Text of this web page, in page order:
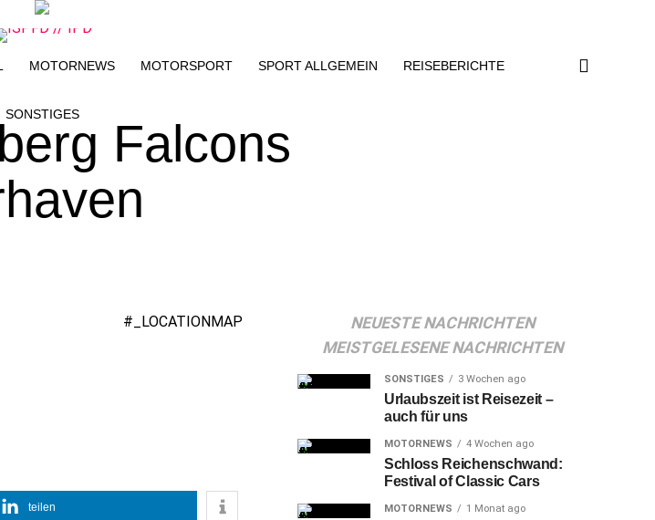
MOTORNEWS MOTORSPORT SPORT ALLGEMEIN REISEBERICHTE
SONSTIGES
Falcons
#_LOCATIONMAP
teilen
NEUESTE NACHRICHTEN
MEISTGELESENE NACHRICHTEN
SONSTIGES 3 Wochen ago
Urlaubszeit ist Reisezeit –
auch für uns
MOTORNEWS 4 Wochen ago
Schloss Reichenschwand:
Festival of Classic Cars
MOTORNEWS 1 Monat ago